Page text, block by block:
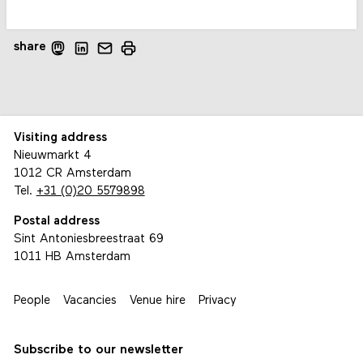
share
Visiting address
Nieuwmarkt 4
1012 CR Amsterdam
Tel. +31 (0)20 5579898
Postal address
Sint Antoniesbreestraat 69
1011 HB Amsterdam
People Vacancies Venue hire Privacy
Subscribe to our newsletter